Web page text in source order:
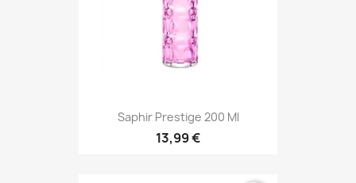
Saphir Prestige 200 Ml
13,99 €